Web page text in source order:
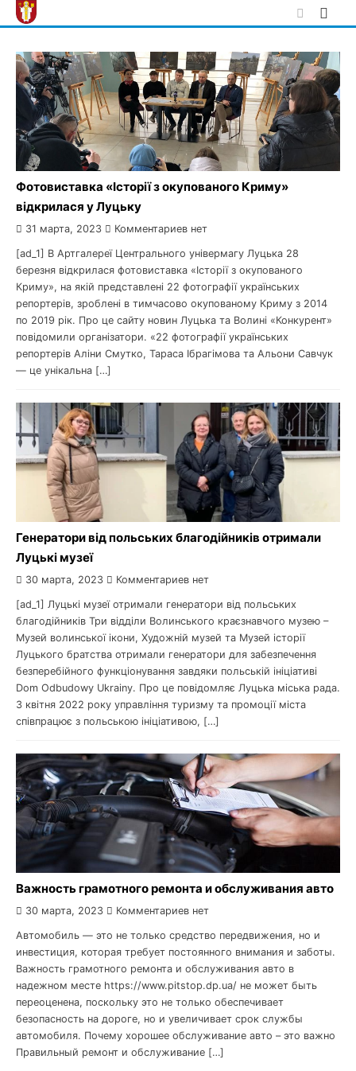
Skip
to
Фотовиставка «Історії з окупованого Криму»
відкрилася у Луцьку
31 марта, 2023 Комментариев нет
[ad_1] В Артгалереї Центрального універмагу Луцька 28
березня відкрилася фотовиставка «Історії з окупованого
Криму», на якій представлені 22 фотографії українських
репортерів, зроблені в тимчасово окупованому Криму з 2014
по 2019 рік. Про це сайту новин Луцька та Волині «Конкурент»
повідомили організатори. «22 фотографії українських
репортерів Аліни Смутко, Тараса Ібрагімова та Альони Савчук
— це унікальна […]
Генератори від польських благодійників отримали
Луцькі музеї
30 марта, 2023 Комментариев нет
[ad_1] Луцькі музеї отримали генератори від польських
благодійників Три відділи Волинського краєзнавчого музею –
Музей волинської ікони, Художній музей та Музей історії
Луцького братства отримали генератори для забезпечення
безперебійного функціонування завдяки польській ініціативі
Dom Odbudowy Ukrainy. Про це повідомляє Луцька міська рада.
З квітня 2022 року управління туризму та промоції міста
співпрацює з польською ініціативою, […]
Важность грамотного ремонта и обслуживания авто
30 марта, 2023 Комментариев нет
Автомобиль — это не только средство передвижения, но и
инвестиция, которая требует постоянного внимания и заботы.
Важность грамотного ремонта и обслуживания авто в
надежном месте https://www.pitstop.dp.ua/ не может быть
переоценена, поскольку это не только обеспечивает
безопасность на дороге, но и увеличивает срок службы
автомобиля. Почему хорошее обслуживание авто – это важно
Правильный ремонт и обслуживание […]